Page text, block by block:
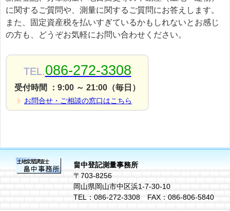
に関するご質問や、測量に関するご質問にお答えします。
また、固定資産税を払いすぎているかもしれないとお感じ
の方も、どうぞお気軽にお問い合わせください。
TEL.086-272-3308
受付時間 ：9:00 ～ 21:00（毎日）
お問合せ・ご相談の窓口はこちら
畠中登記測量事務所
〒703-8256
岡山県岡山市中区浜1-7-30-10
TEL：086-272-3308 FAX：086-806-5840